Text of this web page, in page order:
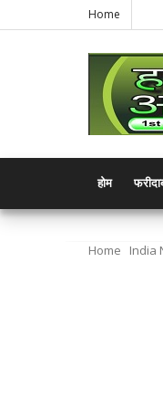
Home
होम
Home India